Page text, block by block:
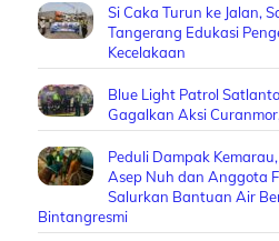
Si Caka Turun ke Jalan,
Tangerang Edukasi
Kecelakaan
Blue Light Patrol
Gagalkan Aksi
Peduli Dampak
Asep Nuh dan Anggota
Salurkan Bantuan Air
Bintangresmi